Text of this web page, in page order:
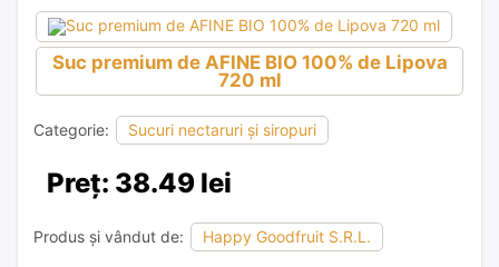
Suc premium de AFINE BIO 100% de Lipova
720 ml
Categorie: Sucuri nectaruri și siropuri
Preț: 38.49 lei
Produs și vândut de: Happy Goodfruit S.R.L.